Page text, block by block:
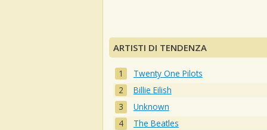
ARTISTI DI TENDENZA
Twenty One Pilots
Billie Eilish
Unknown
The Beatles